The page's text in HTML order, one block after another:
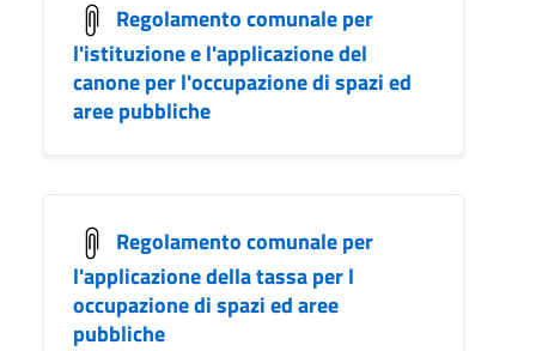
Regolamento comunale per
l'istituzione e l'applicazione del
canone per l'occupazione di spazi ed
aree pubbliche
Regolamento comunale per
l'applicazione della tassa per l
occupazione di spazi ed aree
pubbliche